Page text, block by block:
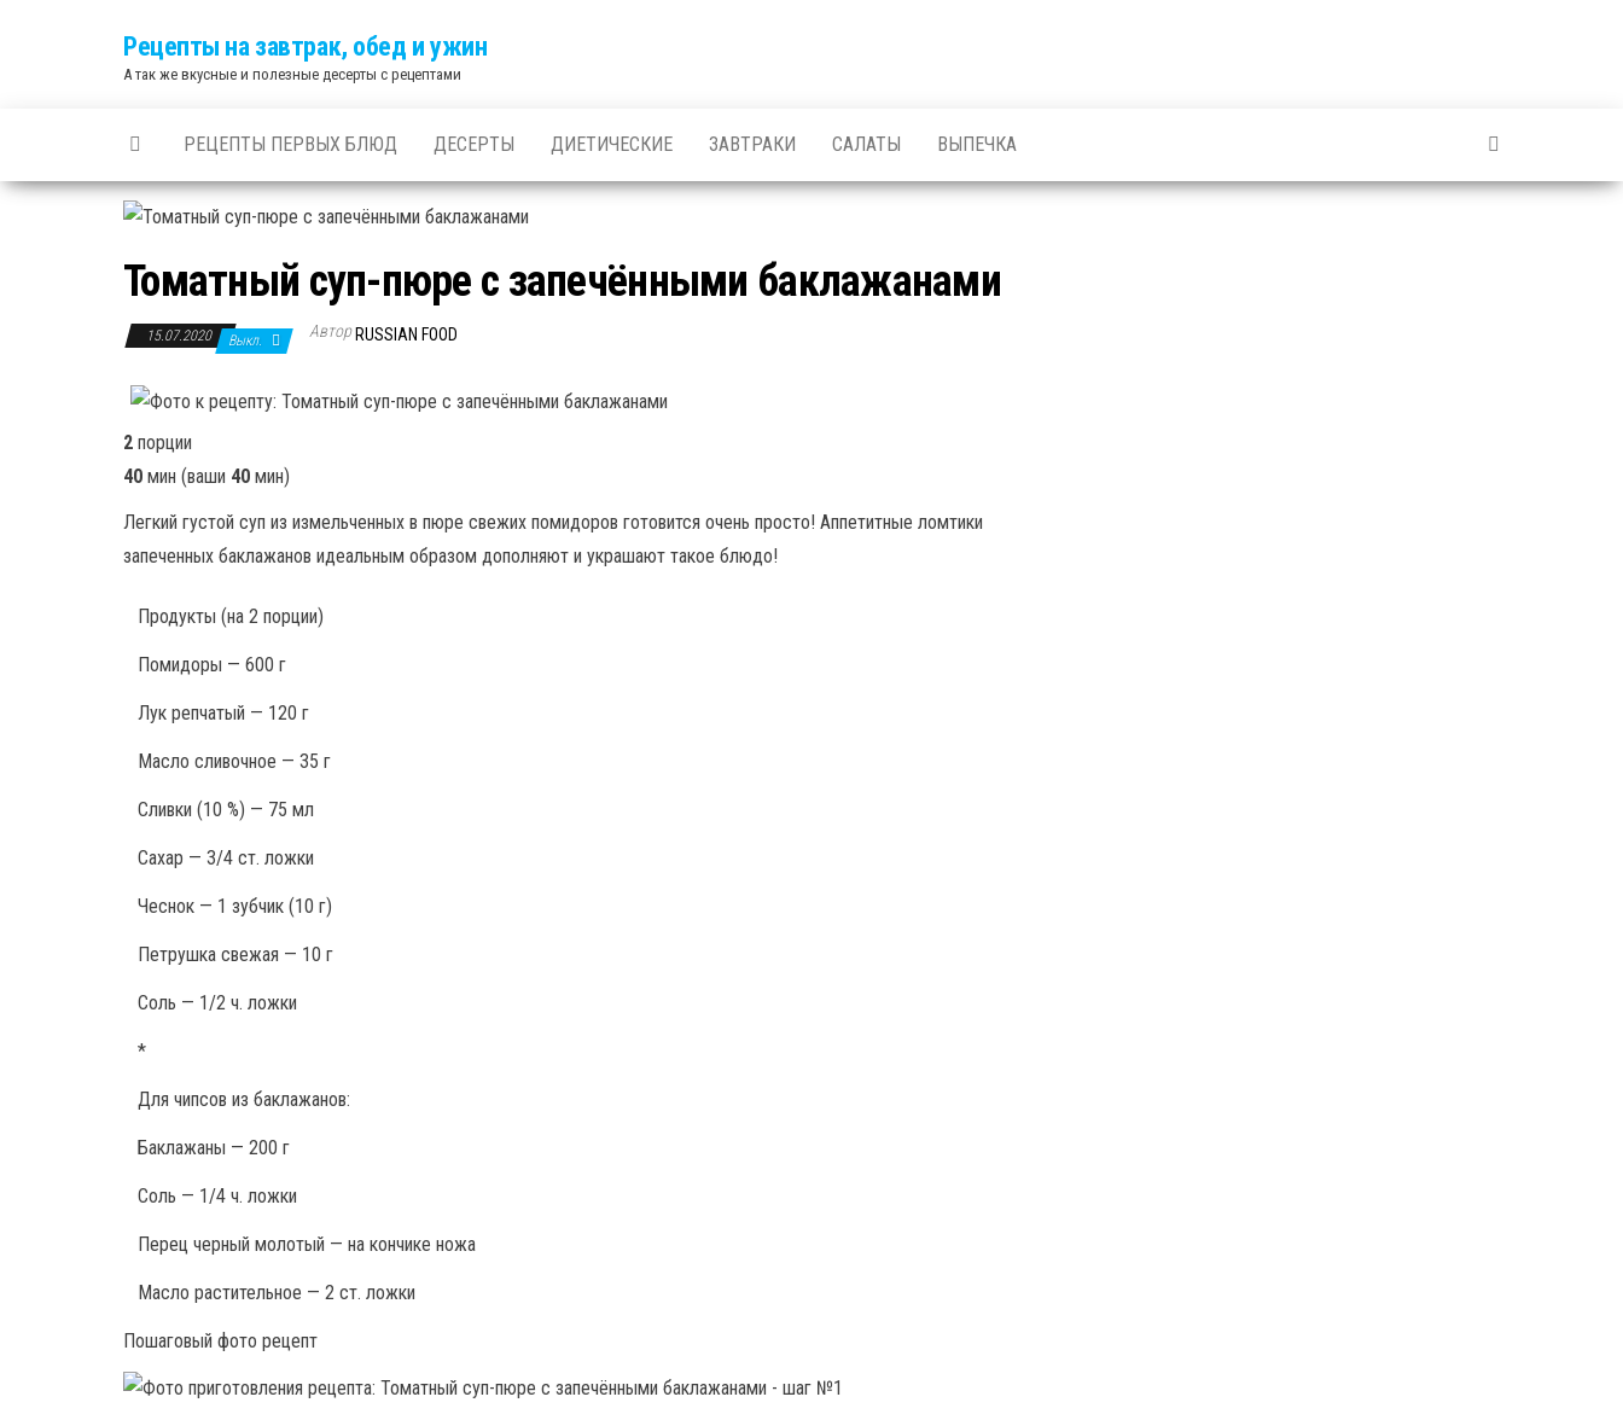
Рецепты на завтрак, обед и ужин
А так же вкусные и полезные десерты с рецептами
РЕЦЕПТЫ ПЕРВЫХ БЛЮД ДЕСЕРТЫ ДИЕТИЧЕСКИЕ ЗАВТРАКИ САЛАТЫ ВЫПЕЧКА
Томатный суп-пюре с запечёнными баклажанами
15.07.2020 Выкл. Автор RUSSIAN FOOD
2 порции
40 мин (ваши 40 мин)
Легкий густой суп из измельченных в пюре свежих помидоров готовится очень просто! Аппетитные ломтики
запеченных баклажанов идеальным образом дополняют и украшают такое блюдо!
Продукты (на 2 порции)
Помидоры — 600 г
Лук репчатый — 120 г
Масло сливочное — 35 г
Сливки (10 %) — 75 мл
Сахар — 3/4 ст. ложки
Чеснок — 1 зубчик (10 г)
Петрушка свежая — 10 г
Соль — 1/2 ч. ложки
*
Для чипсов из баклажанов:
Баклажаны — 200 г
Соль — 1/4 ч. ложки
Перец черный молотый — на кончике ножа
Масло растительное — 2 ст. ложки
Пошаговый фото рецепт